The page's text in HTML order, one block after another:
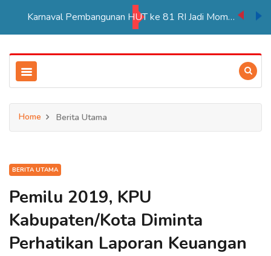
Karnaval Pembangunan HUT ke 81 RI Jadi Momentum Perkuat Persatuan di Merauke
Home Berita Utama
BERITA UTAMA
Pemilu 2019, KPU
Kabupaten/Kota Diminta
Perhatikan Laporan Keuangan